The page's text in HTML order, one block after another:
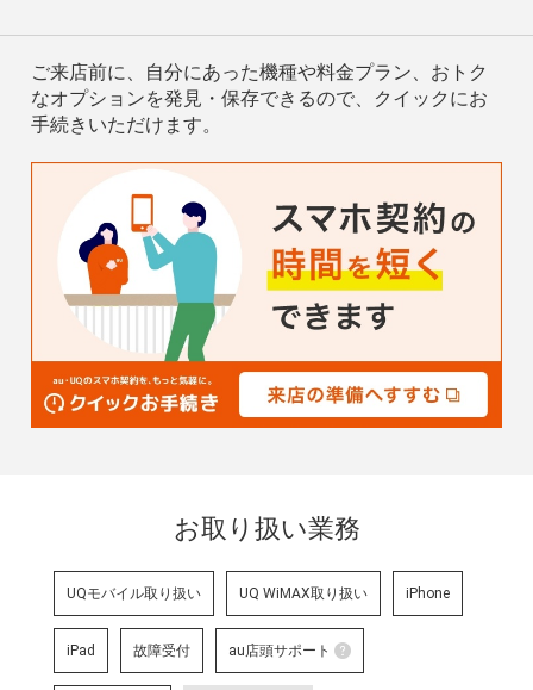
ご来店前に、自分にあった機種や料金プラン、おトク
なオプションを発見・保存できるので、クイックにお
手続きいただけます。
お取り扱い業務
UQモバイル取り扱い UQ WiMAX取り扱い iPhone
iPad 故障受付 au店頭サポート